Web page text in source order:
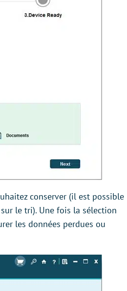
conserver (il est possible
le tri). Une fois la sélection
les données perdues ou